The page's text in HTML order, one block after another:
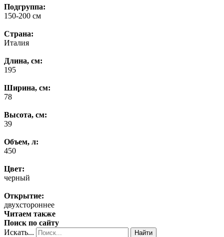
Подгруппа:
150-200 см
Страна:
Италия
Длина, см:
195
Ширина, см:
78
Высота, см:
39
Объем, л:
450
Цвет:
черный
Открытие:
двухстороннее
Читаем также
Поиск по сайту
Искать...
Найти